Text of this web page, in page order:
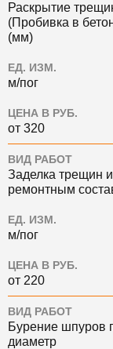
Раскрытие
(Пробивка в
(мм)
ЕД. ИЗМ.
м/пог
ЦЕНА В РУБ.
от 320
ВИД РАБОТ
Заделка трещин
ремонтным
ЕД. ИЗМ.
м/пог
ЦЕНА В РУБ.
от 220
ВИД РАБОТ
Бурение шпуров
диаметр